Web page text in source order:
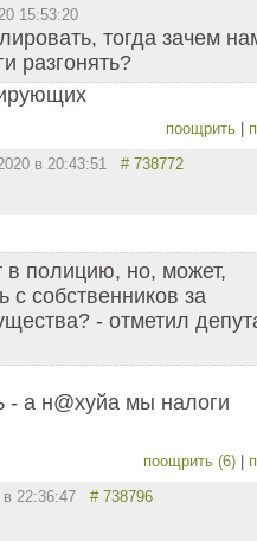
15:53:20
тогда зачем
разгонять?
поощрить
в 20:43:51 # 738772
в полицию, но, может,
с собственников за
- отметил
- а н@хуйа мы налоги
поощрить (6)
в 22:36:47 # 738796